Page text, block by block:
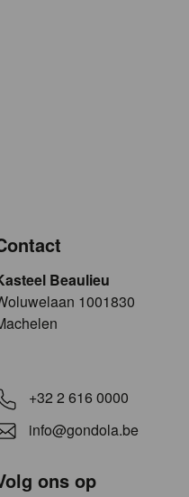
Beaulieu
1001830
+32 2 616 0000
info@gondola.be
ons op